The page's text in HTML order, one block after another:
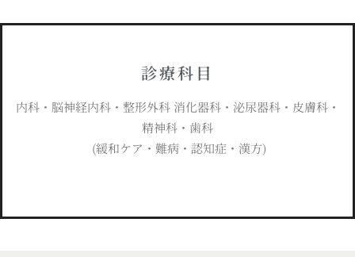
診療科目
内科・脳神経内科・整形外科 消化器科・泌尿器科・皮膚科・
精神科・歯科
(緩和ケア・難病・認知症・漢方)